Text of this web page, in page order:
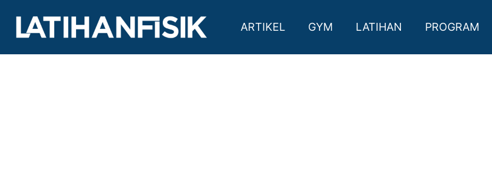
ARTIKEL GYM LATIHAN PROGRAM
Kab. Badung, Bali